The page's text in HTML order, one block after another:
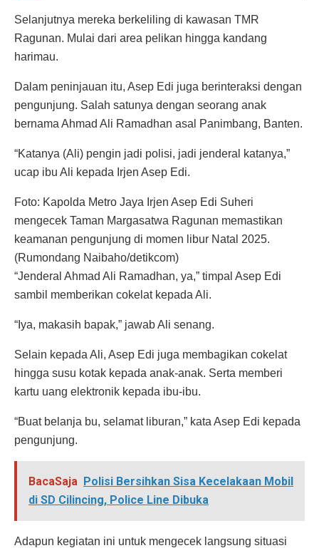
Selanjutnya mereka berkeliling di kawasan TMR
Ragunan. Mulai dari area pelikan hingga kandang
harimau.
Dalam peninjauan itu, Asep Edi juga berinteraksi dengan
pengunjung. Salah satunya dengan seorang anak
bernama Ahmad Ali Ramadhan asal Panimbang, Banten.
“Katanya (Ali) pengin jadi polisi, jadi jenderal katanya,”
ucap ibu Ali kepada Irjen Asep Edi.
Foto: Kapolda Metro Jaya Irjen Asep Edi Suheri
mengecek Taman Margasatwa Ragunan memastikan
keamanan pengunjung di momen libur Natal 2025.
(Rumondang Naibaho/detikcom)
“Jenderal Ahmad Ali Ramadhan, ya,” timpal Asep Edi
sambil memberikan cokelat kepada Ali.
“Iya, makasih bapak,” jawab Ali senang.
Selain kepada Ali, Asep Edi juga membagikan cokelat
hingga susu kotak kepada anak-anak. Serta memberi
kartu uang elektronik kepada ibu-ibu.
“Buat belanja bu, selamat liburan,” kata Asep Edi kepada
pengunjung.
BacaSaja Polisi Bersihkan Sisa Kecelakaan Mobil
di SD Cilincing, Police Line Dibuka
Adapun kegiatan ini untuk mengecek langsung situasi